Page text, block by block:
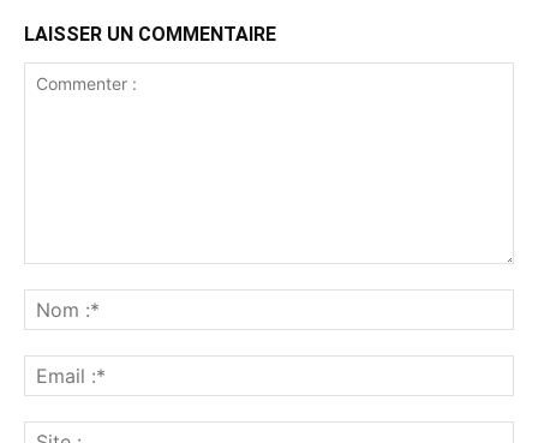
LAISSER UN COMMENTAIRE